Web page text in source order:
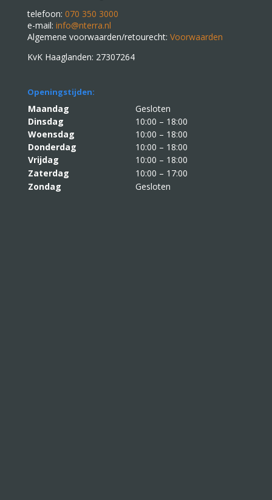
telefoon: 070 350 3000
e-mail: info@nterra.nl
Algemene voorwaarden/retourecht: Voorwaarden
KvK Haaglanden: 27307264
Openingstijden:
Maandag
Gesloten
Dinsdag
10:00 – 18:00
Woensdag
10:00 – 18:00
Donderdag
10:00 – 18:00
Vrijdag
10:00 – 18:00
Zaterdag
10:00 – 17:00
Zondag
Gesloten